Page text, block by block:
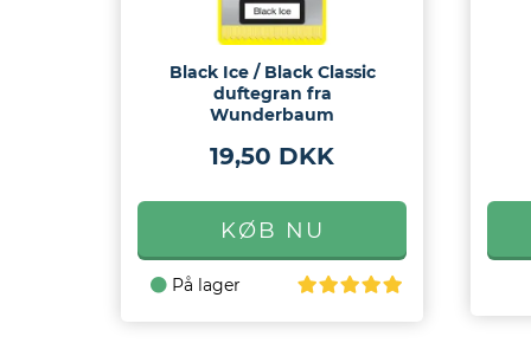
Black Ice / Black Classic
duftegran fra
Wunderbaum
19,50 DKK
På lager